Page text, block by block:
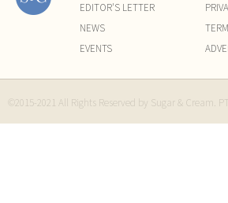
EDITOR'S LETTER
NEWS
EVENTS
©2015-2021 All Rights Reserved by Sugar & Cream.